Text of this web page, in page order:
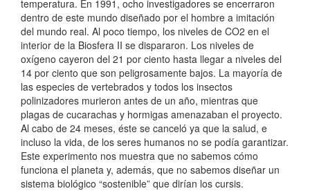
temperatura. En 1991, ocho investigadores se encerraron
dentro de este mundo diseñado por el hombre a imitación
del mundo real. Al poco tiempo, los niveles de CO2 en el
interior de la Biosfera II se dispararon. Los niveles de
oxígeno cayeron del 21 por ciento hasta llegar a niveles del
14 por ciento que son peligrosamente bajos. La mayoría de
las especies de vertebrados y todos los insectos
polinizadores murieron antes de un año, mientras que
plagas de cucarachas y hormigas amenazaban el proyecto.
Al cabo de 24 meses, éste se canceló ya que la salud, e
incluso la vida, de los seres humanos no se podía garantizar.
Este experimento nos muestra que no sabemos cómo
funciona el planeta y, además, que no sabemos diseñar un
sistema biológico “sostenible” que dirían los cursis.